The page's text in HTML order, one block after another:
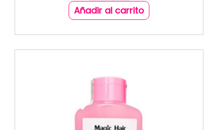
Añadir al carrito